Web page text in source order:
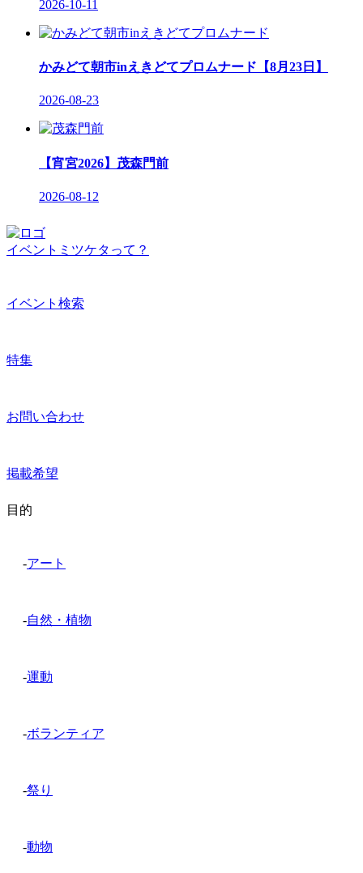
2026-10-11
かみどて朝市inえきどてプロムナード【8月23日】
2026-08-23
【宵宮2026】茂森門前
2026-08-12
イベントミツケタって？
イベント検索
特集
お問い合わせ
掲載希望
目的
-アート
-自然・植物
-運動
-ボランティア
-祭り
-動物